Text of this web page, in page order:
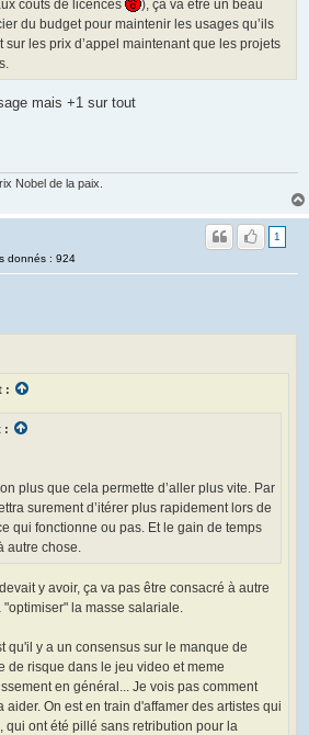
coûts de licences
), ça va être un beau
du budget pour maintenir les usages qu’ils
sur les prix d’appel maintenant que les projets
mais +1 sur tout
Nobel de la paix.
donnés : 924
1
:
:
plus que cela permette d’aller plus vite. Par
surement d’itérer plus rapidement lors de
qui fonctionne ou pas. Et le gain de temps
autre chose.
y avoir, ça va pas être consacré à autre
la masse salariale.
qu'il y a un consensus sur le manque de
de risque dans le jeu video et meme
en général... Je vois pas comment
aider. On est en train d'affamer des artistes qui
qui ont été pillé sans retribution pour la